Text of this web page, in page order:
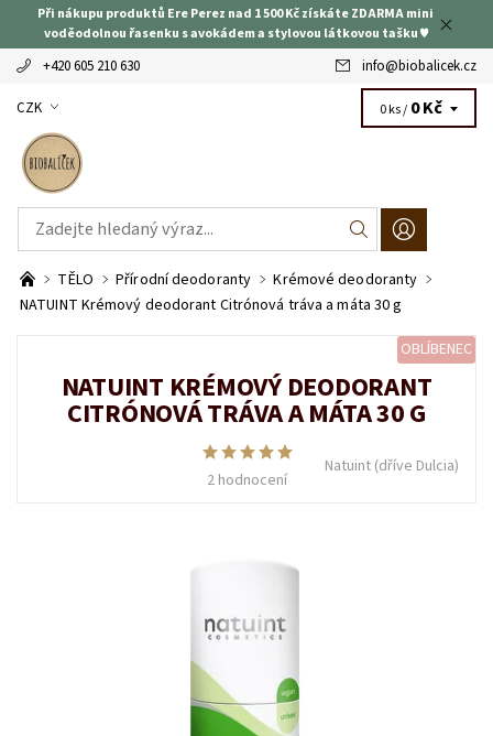
Při nákupu produktů Ere Perez nad 1 500 Kč získáte ZDARMA mini
voděodolnou řasenku s avokádem a stylovou látkovou tašku ♥
+420 605 210 630 info@biobalicek.cz
CZK 0 ks / 0 Kč
TĚLO Přírodní deodoranty
Krémové deodoranty
NATUINT Krémový deodorant Citrónová tráva a máta 30 g
OBLÍBENEC
NATUINT KRÉMOVÝ DEODORANT
CITRÓNOVÁ TRÁVA A MÁTA 30 G
2 hodnocení
Natuint (dříve Dulcia)